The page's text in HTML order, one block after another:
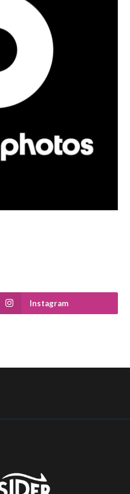
Instagram